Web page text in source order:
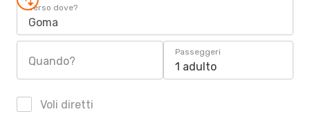
Verso dove?
Goma
Quando?
Passeggeri
1 adulto
Voli diretti